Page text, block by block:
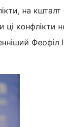
на кшталт
конфлікти
Феофіл